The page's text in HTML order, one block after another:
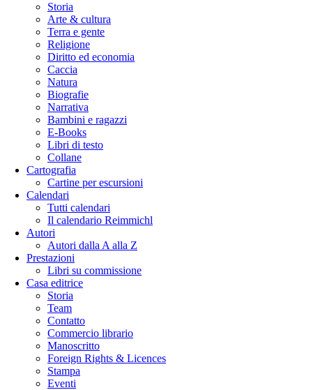
Storia
Arte & cultura
Terra e gente
Religione
Diritto ed economia
Caccia
Natura
Biografie
Narrativa
Bambini e ragazzi
E-Books
Libri di testo
Collane
Cartografia
Cartine per escursioni
Calendari
Tutti calendari
Il calendario Reimmichl
Autori
Autori dalla A alla Z
Prestazioni
Libri su commissione
Casa editrice
Storia
Team
Contatto
Commercio librario
Manoscritto
Foreign Rights & Licences
Stampa
Eventi